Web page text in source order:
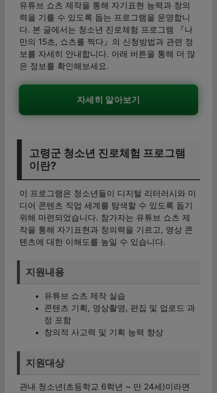
유튜브 쇼츠 제작을 통해 자기표현 능력과 창의
력을 기를 수 있도록 돕는 프로그램을 운영합니
다. 본 글에서는 청소년 진로체험 프로그램 『나
만의 15초, 쇼츠를 찍다』의 신청방법과 관련 정
보를 자세히 안내합니다. 아래 버튼을 통해 더 많
은 정보를 확인해보세요.
자세히 알아보기
고령군 청소년 진로체험 프로그램
이란?
이 프로그램은 청소년들이 디지털 리터러시와 미
디어 콘텐츠 직업 세계를 탐색할 수 있도록 돕기
위해 마련되었습니다. 참가자는 유튜브 쇼츠 제
작을 통해 자기표현과 창의력을 기르고, 영상 콘
텐츠에 대한 이해도를 높일 수 있습니다.
지원내용
유튜브 쇼츠 제작 실습
콘텐츠 기획, 영상촬영, 편집 및 업로드 과
정 포함
창의적 사고력 및 기획 능력 향상
지원대상
관내 청소년(초등학교 6학년 ~ 만 24세)이라면